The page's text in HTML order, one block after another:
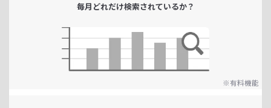
毎月どれだけ検索されているか？
※有料機能